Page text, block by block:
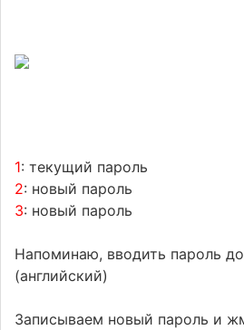
1: текущий пароль
2: новый пароль
3: новый пароль
Напоминаю, вводить пароль до
(английский)
Записываем новый пароль и